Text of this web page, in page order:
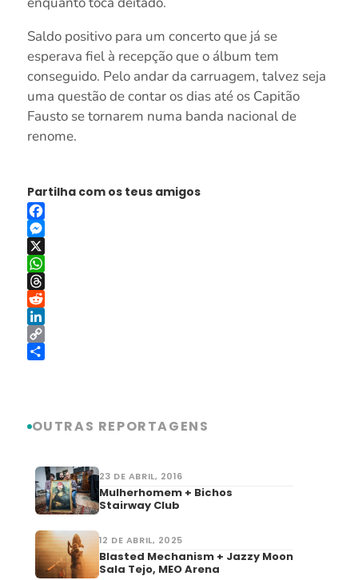
Saldo positivo para um concerto que já se
esperava fiel à recepção que o álbum tem
conseguido. Pelo andar da carruagem, talvez seja
uma questão de contar os dias até os Capitão
Fausto se tornarem numa banda nacional de
renome.
Partilha com os teus amigos
Facebook
Messenger
X
WhatsApp
Threads
Reddit
LinkedIn
Copy
OUTRAS REPORTAGENS
23 DE ABRIL, 2016
Mulherhomem + Bichos
Stairway Club
12 DE ABRIL, 2025
Blasted Mechanism + Jazzy Moon
Sala Tejo, MEO Arena